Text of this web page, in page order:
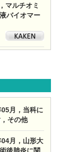
マルチオミ
バイオマー
月，当科に
その他
月，山形大
後肺炎に関